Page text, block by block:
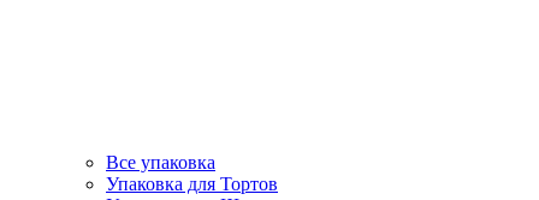
Все упаковка
Упаковка для Тортов